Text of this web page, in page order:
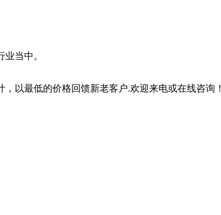
当中。
最低的价格回馈新老客户.欢迎来电或在线咨询！